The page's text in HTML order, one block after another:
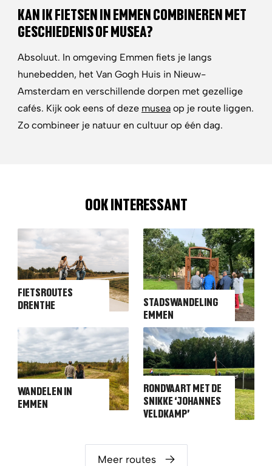
KAN IK FIETSEN IN EMMEN COMBINEREN MET
GESCHIEDENIS OF MUSEA?
Absoluut. In omgeving Emmen fiets je langs
hunebedden, het Van Gogh Huis in Nieuw-
Amsterdam en verschillende dorpen met gezellige
cafés. Kijk ook eens of deze musea op je route liggen.
Zo combineer je natuur en cultuur op één dag.
OOK INTERESSANT
FIETSROUTES
DRENTHE
STADSWANDELING
EMMEN
WANDELEN IN
EMMEN
RONDVAART MET DE
SNIKKE ‘JOHANNES
VELDKAMP’
Meer routes